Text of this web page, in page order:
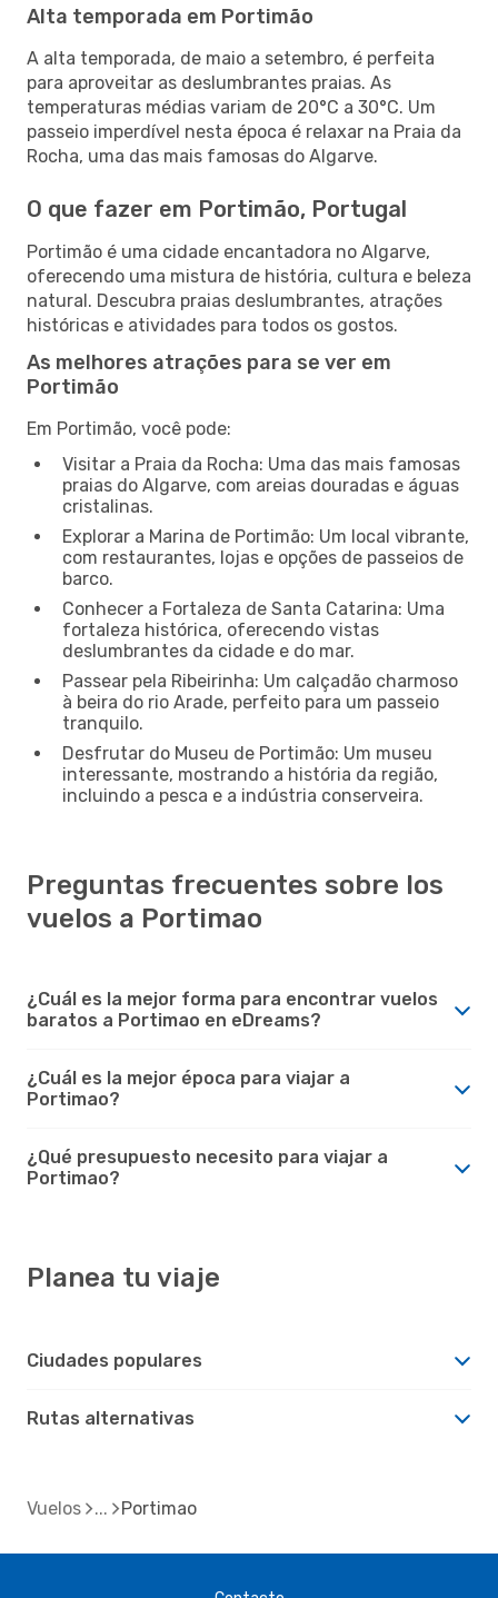
Alta temporada em Portimão
A alta temporada, de maio a setembro, é perfeita
para aproveitar as deslumbrantes praias. As
temperaturas médias variam de 20°C a 30°C. Um
passeio imperdível nesta época é relaxar na Praia da
Rocha, uma das mais famosas do Algarve.
O que fazer em Portimão, Portugal
Portimão é uma cidade encantadora no Algarve,
oferecendo uma mistura de história, cultura e beleza
natural. Descubra praias deslumbrantes, atrações
históricas e atividades para todos os gostos.
As melhores atrações para se ver em
Portimão
Em Portimão, você pode:
Visitar a Praia da Rocha: Uma das mais famosas
praias do Algarve, com areias douradas e águas
cristalinas.
Explorar a Marina de Portimão: Um local vibrante,
com restaurantes, lojas e opções de passeios de
barco.
Conhecer a Fortaleza de Santa Catarina: Uma
fortaleza histórica, oferecendo vistas
deslumbrantes da cidade e do mar.
Passear pela Ribeirinha: Um calçadão charmoso
à beira do rio Arade, perfeito para um passeio
tranquilo.
Desfrutar do Museu de Portimão: Um museu
interessante, mostrando a história da região,
incluindo a pesca e a indústria conserveira.
Preguntas frecuentes sobre los
vuelos a Portimao
¿Cuál es la mejor forma para encontrar vuelos
baratos a Portimao en eDreams?
¿Cuál es la mejor época para viajar a
Portimao?
¿Qué presupuesto necesito para viajar a
Portimao?
Planea tu viaje
Ciudades populares
Rutas alternativas
Vuelos Portimao